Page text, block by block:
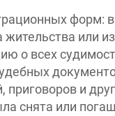
форм:
жительства или
о всех
приговоров и
снята или